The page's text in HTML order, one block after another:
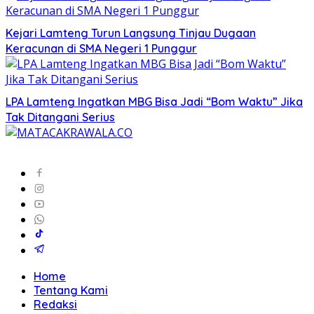
Kejari Lamteng Turun Langsung Tinjau Dugaan
Keracunan di SMA Negeri 1 Punggur
LPA Lamteng Ingatkan MBG Bisa Jadi “Bom Waktu” Jika
Tak Ditangani Serius
Home
Tentang Kami
Redaksi